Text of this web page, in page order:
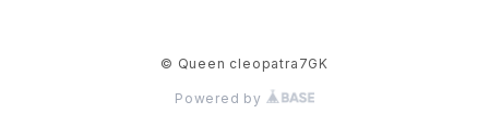
© Queen cleopatra7GK
Powered by